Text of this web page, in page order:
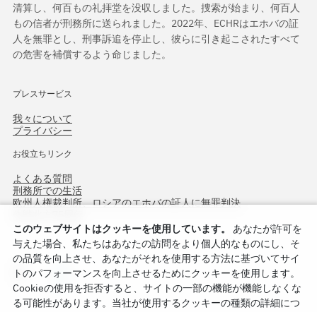
清算し、何百もの礼拝堂を没収しました。捜索が始まり、何百人
もの信者が刑務所に送られました。2022年、ECHRはエホバの証
人を無罪とし、刑事訴追を停止し、彼らに引き起こされたすべて
の危害を補償するよう命じました。
プレスサービス
我々について
プライバシー
お役立ちリンク
よくある質問
刑務所での生活
欧州人権裁判所、ロシアのエホバの証人に無罪判決
このウェブサイトはクッキーを使用しています。
あなたが許可を
与えた場合、私たちはあなたの訪問をより個人的なものにし、そ
の品質を向上させ、あなたがそれを使用する方法に基づいてサイ
トのパフォーマンスを向上させるためにクッキーを使用します。
Cookieの使用を拒否すると、サイトの一部の機能が機能しなくな
る可能性があります。当社が使用するクッキーの種類の詳細につ